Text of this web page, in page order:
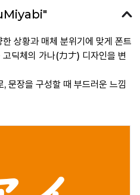
황과 매체 분위기에 맞게 폰트
딕체의 가나(カナ) 디자인을 변
문장을 구성할 때 부드러운 느낌